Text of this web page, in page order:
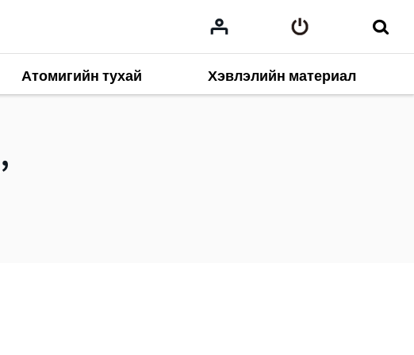
Атомигийн тухай Хэвлэлийн материал